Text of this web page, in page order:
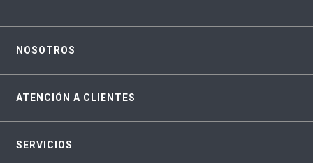
NOSOTROS
ATENCIÓN A CLIENTES
SERVICIOS